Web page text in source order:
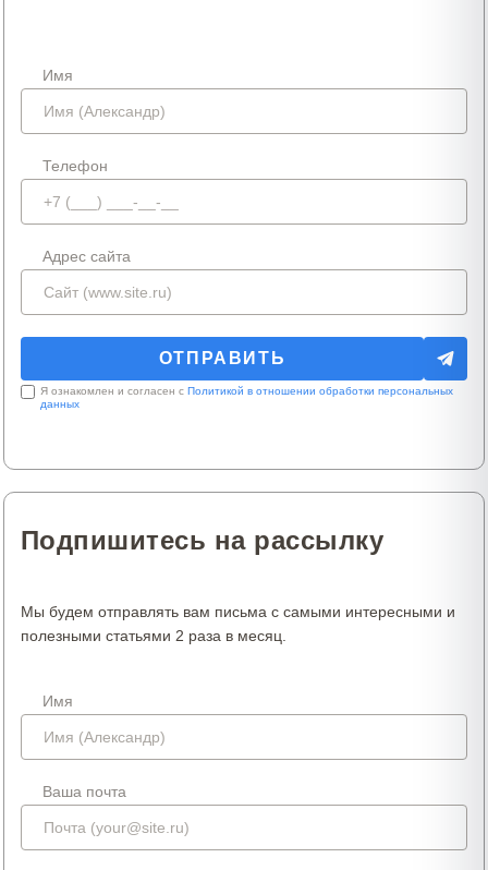
Имя
Телефон
Адрес сайта
Я ознакомлен и согласен с Политикой в отношении обработки персональных
данных
Подпишитесь на рассылку
Мы будем отправлять вам письма с самыми интересными и
полезными статьями 2 раза в месяц.
Имя
Ваша почта